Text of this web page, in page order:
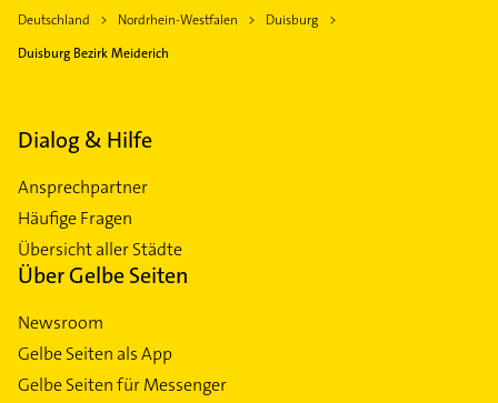
Deutschland Nordrhein-Westfalen
Duisburg
Duisburg Bezirk Meiderich
Dialog & Hilfe
Ansprechpartner
Häufige Fragen
Übersicht aller Städte
Über Gelbe Seiten
Newsroom
Gelbe Seiten als App
Gelbe Seiten für Messenger